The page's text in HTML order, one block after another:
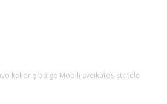
kelionę baigė Mobili sveikatos stotelė